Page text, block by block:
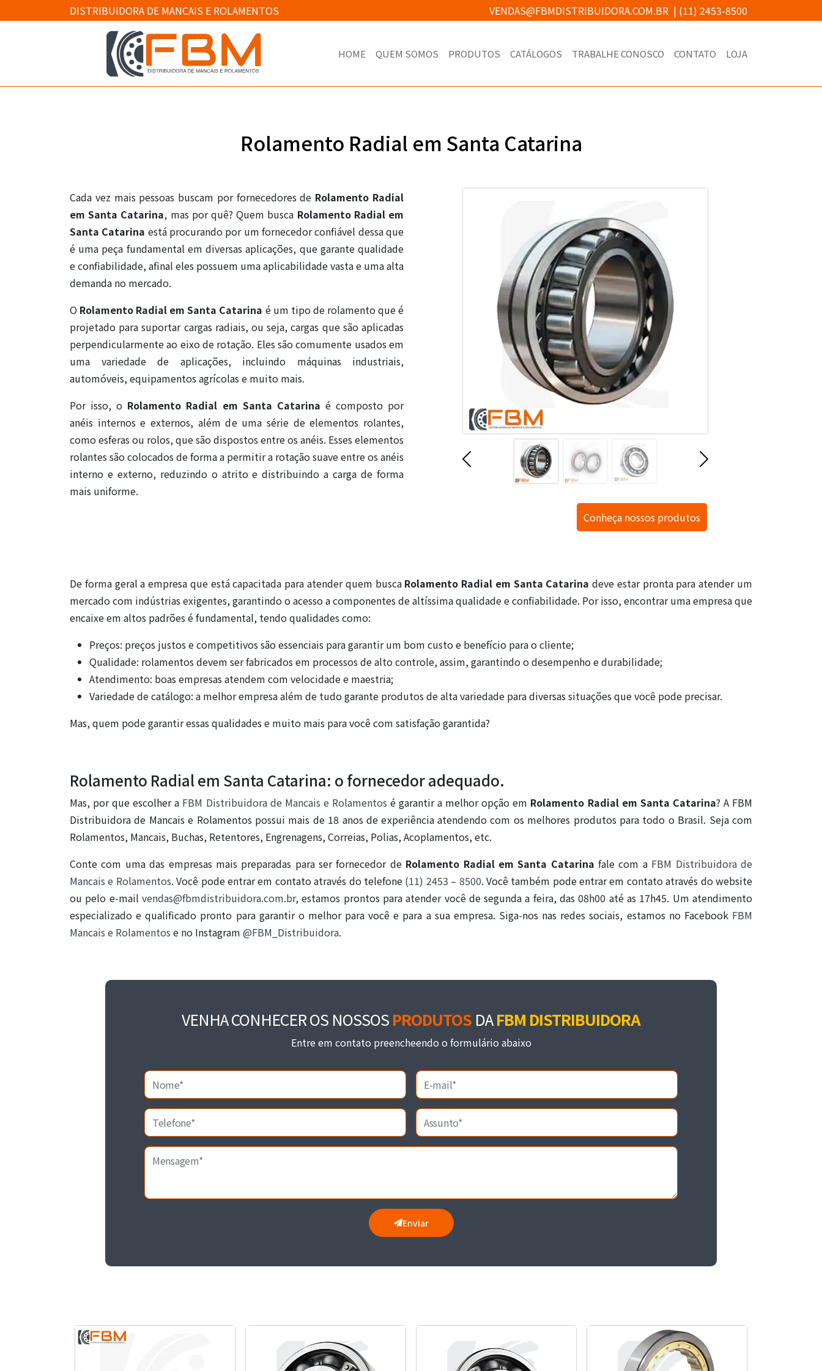
DISTRIBUIDORA DE MANCAIS E ROLAMENTOS VENDAS@FBMDISTRIBUIDORA.COM.BR | (11) 2453-8500
HOME QUEM SOMOS PRODUTOS CATÁLOGOS TRABALHE CONOSCO CONTATO LOJA
Rolamento Radial em Santa Catarina
Cada vez mais pessoas buscam por fornecedores de Rolamento Radial
em Santa Catarina, mas por quê? Quem busca Rolamento Radial em
Santa Catarina está procurando por um fornecedor confiável dessa que
é uma peça fundamental em diversas aplicações, que garante qualidade
e confiabilidade, afinal eles possuem uma aplicabilidade vasta e uma alta
demanda no mercado.
O Rolamento Radial em Santa Catarina é um tipo de rolamento que é
projetado para suportar cargas radiais, ou seja, cargas que são aplicadas
perpendicularmente ao eixo de rotação. Eles são comumente usados em
uma variedade de aplicações, incluindo máquinas industriais,
automóveis, equipamentos agrícolas e muito mais.
Por isso, o Rolamento Radial em Santa Catarina é composto por
anéis internos e externos, além de uma série de elementos rolantes,
como esferas ou rolos, que são dispostos entre os anéis. Esses elementos
rolantes são colocados de forma a permitir a rotação suave entre os anéis
interno e externo, reduzindo o atrito e distribuindo a carga de forma
mais uniforme.
Conheça nossos produtos
De forma geral a empresa que está capacitada para atender quem busca Rolamento Radial em Santa Catarina deve estar pronta para atender um
mercado com indústrias exigentes, garantindo o acesso a componentes de altíssima qualidade e confiabilidade. Por isso, encontrar uma empresa que
encaixe em altos padrões é fundamental, tendo qualidades como:
Preços: preços justos e competitivos são essenciais para garantir um bom custo e benefício para o cliente;
Qualidade: rolamentos devem ser fabricados em processos de alto controle, assim, garantindo o desempenho e durabilidade;
Atendimento: boas empresas atendem com velocidade e maestria;
Variedade de catálogo: a melhor empresa além de tudo garante produtos de alta variedade para diversas situações que você pode precisar.
Mas, quem pode garantir essas qualidades e muito mais para você com satisfação garantida?
Rolamento Radial em Santa Catarina: o fornecedor adequado.
Mas, por que escolher a FBM Distribuidora de Mancais e Rolamentos é garantir a melhor opção em Rolamento Radial em Santa Catarina? A FBM
Distribuidora de Mancais e Rolamentos possui mais de 18 anos de experiência atendendo com os melhores produtos para todo o Brasil. Seja com
Rolamentos, Mancais, Buchas, Retentores, Engrenagens, Correias, Polias, Acoplamentos, etc.
Conte com uma das empresas mais preparadas para ser fornecedor de Rolamento Radial em Santa Catarina fale com a FBM Distribuidora de
Mancais e Rolamentos. Você pode entrar em contato através do telefone (11) 2453 – 8500. Você também pode entrar em contato através do website
ou pelo e-mail vendas@fbmdistribuidora.com.br, estamos prontos para atender você de segunda a feira, das 08h00 até as 17h45. Um atendimento
especializado e qualificado pronto para garantir o melhor para você e para a sua empresa. Siga-nos nas redes sociais, estamos no Facebook FBM
Mancais e Rolamentos e no Instagram @FBM_Distribuidora.
VENHA CONHECER OS NOSSOSPRODUTOS DAFBM DISTRIBUIDORA
Entre em contato preencheendo o formulário abaixo
Enviar